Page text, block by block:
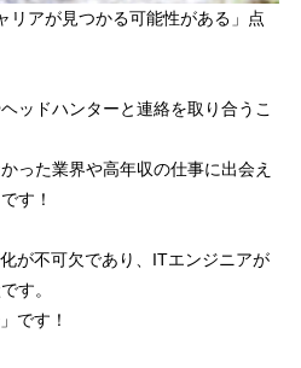
リアが見つかる可能性がある 」点
ッドハンターと連絡を取り合うこ
った業界や高年収の仕事に出会え
す！
が不可欠であり、ITエンジニアが
す。
」です！